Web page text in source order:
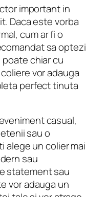
important in
Daca este vorba
cum ar fi o
sa optezi
chiar cu
vor adauga
perfect tinuta
casual,
sau o
alege un colier mai
sau
statement sau
vor adauga un